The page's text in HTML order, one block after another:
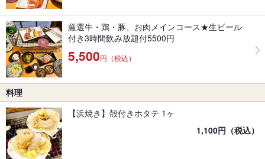
厳選牛・鶏・豚、お肉メインコース★生ビール
付き3時間飲み放題付5500円
5,500円（税込）
料理
【浜焼き】殻付きホタテ 1ヶ
1,100円（税込）